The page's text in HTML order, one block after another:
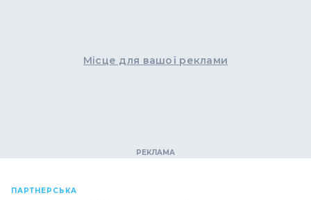
Місце для вашої реклами
ПАРТНЕРСЬКА